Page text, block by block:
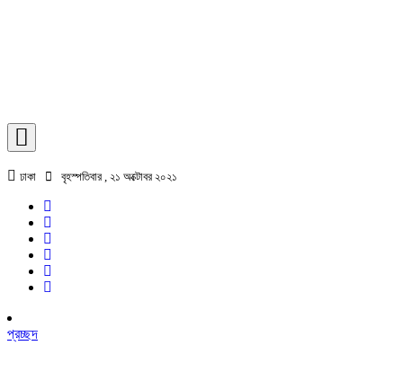
ঢাকা বৃহস্পতিবার , ২১ অক্টোবর ২০২১
প্রচ্ছদ